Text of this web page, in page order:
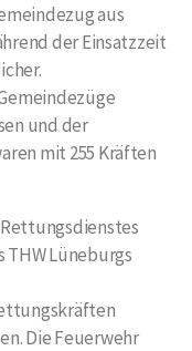
aus
der Einsatzzeit
und der
mit 255 Kräften
THW Lüneburgs
Die Feuerwehr